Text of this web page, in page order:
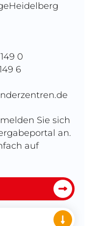
0
6
Sie sich
an.
auf